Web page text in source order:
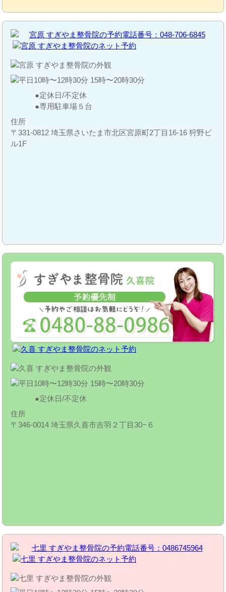
定休日/不定休
専用駐車場５台
住所
〒331-0812 埼玉県さいたま市北区宮原町2丁目16-16 狩野ビ
ル1F
定休日/不定休
住所
〒346-0014 埼玉県久喜市吉羽２丁目30−６